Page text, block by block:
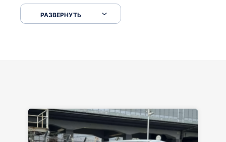
что заполнить, куда зайти, образцы и т.д. После
приехал за авто. Меня тепло встретили Сергей с
РАЗВЕРНУТЬ